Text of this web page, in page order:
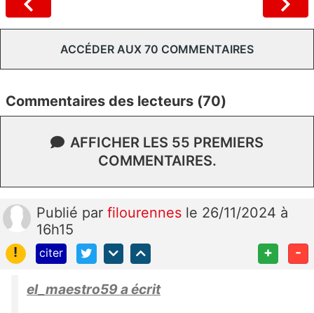
ACCÉDER AUX 70 COMMENTAIRES
Commentaires des lecteurs (70)
AFFICHER LES 55 PREMIERS
COMMENTAIRES.
Publié par filourennes le 26/11/2024 à
16h15
!
citer + -
el_maestro59 a écrit